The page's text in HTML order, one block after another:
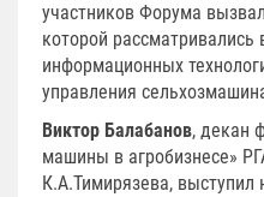
участников Форума
которой
информационных
управления
Виктор Балабанов, декан
машины в агробизнесе»
К.А.Тимирязева,